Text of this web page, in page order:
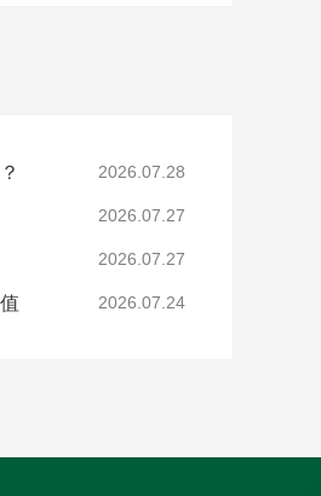
2026.07.28
2026.07.27
2026.07.27
2026.07.24